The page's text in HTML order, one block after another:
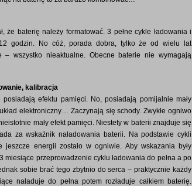
że baterię należy formatować. 3 pełne cykle ładowania i
godzin. No cóż, porada dobra, tylko że od wielu lat
– wszystko nieaktualne. Obecne baterie nie wymagają
kalibracja
efektu pamięci. No, posiadają pomijalnie mały
elektroniczny… Zaczynają się schody. Zwykłe ogniwo
mały efekt pamięci. Niestety w baterii znajduje się
za wskaźnik naładowania baterii. Na podstawie cykli
jeszcze energii zostało w ogniwie. Aby wskazania były
miesiące przeprowadzenie cyklu ładowania do pełna a po
sobie brać tego zbytnio do serca – praktycznie każdy
naładuje do pełna potem rozładuje całkiem baterię.